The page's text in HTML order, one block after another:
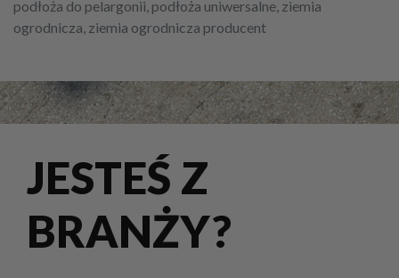
podłoża do pelargonii, podłoża uniwersalne, ziemia
ogrodnicza, ziemia ogrodnicza producent
JESTEŚ Z
BRANŻY?